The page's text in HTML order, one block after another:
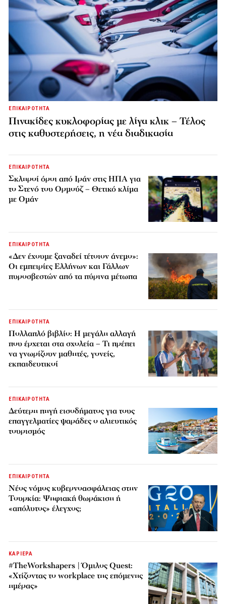
ΕΠΙΚΑΙΡΟΤΗΤΑ
Πινακίδες κυκλοφορίας με λίγα κλικ – Τέλος
στις καθυστερήσεις, η νέα διαδικασία
ΕΠΙΚΑΙΡΟΤΗΤΑ
Σκληροί όροι από Ιράν στις ΗΠΑ για
το Στενό του Ορμούζ – Θετικό κλίμα
με Ομάν
ΕΠΙΚΑΙΡΟΤΗΤΑ
«Δεν έχουμε ξαναδεί τέτοιον άνεμο»:
Οι εμπειρίες Ελλήνων και Γάλλων
πυροσβεστών από τα πύρινα μέτωπα
ΕΠΙΚΑΙΡΟΤΗΤΑ
Πολλαπλό βιβλίο: Η μεγάλη αλλαγή
που έρχεται στα σχολεία – Τι πρέπει
να γνωρίζουν μαθητές, γονείς,
εκπαιδευτικοί
ΕΠΙΚΑΙΡΟΤΗΤΑ
Δεύτερη πηγή εισοδήματος για τους
επαγγελματίες ψαράδες ο αλιευτικός
τουρισμός
ΕΠΙΚΑΙΡΟΤΗΤΑ
Νέος νόμος κυβερνοασφάλειας στην
Τουρκία: Ψηφιακή θωράκιση ή
«απόλυτος» έλεγχος;
ΚΑΡΙΕΡΑ
#TheWorkshapers | Όμιλος Quest:
«Χτίζοντας το workplace της επόμενης
ημέρας»